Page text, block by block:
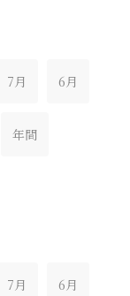
7月 6月
年間
7月 6月